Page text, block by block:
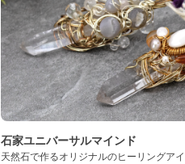
石家ユニバーサルマインド
天然石で作るオリジナルのヒーリングア